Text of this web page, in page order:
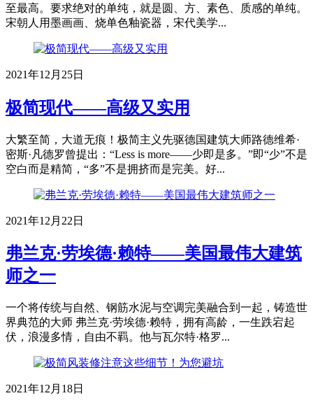
至最高。要求绝对的单纯，就是圆、方、素色、质感的单纯。
宋朝人用墨画画、烧单色釉瓷器，宋代美学...
2021年12月25日
极简现代——高级又实用
大繁至简，大道无痕！极简主义先驱德国建筑大师路德维希·
密斯·凡德罗曾提出：“Less is more——少即是多。”即“少”不是
空白而是精简，“多”不是拥挤而是完美。好...
2021年12月22日
弗兰克·劳埃德·赖特——美国最伟大建筑
师之一
一个将传统与自然、钢筋水泥与空调完美融合到一起，铸造世
界典范的大师 弗兰克·劳埃德·赖特，拥有高龄，一生跌宕起
伏，浪漫多情，自由不羁。他与瓦尔特·格罗...
2021年12月18日